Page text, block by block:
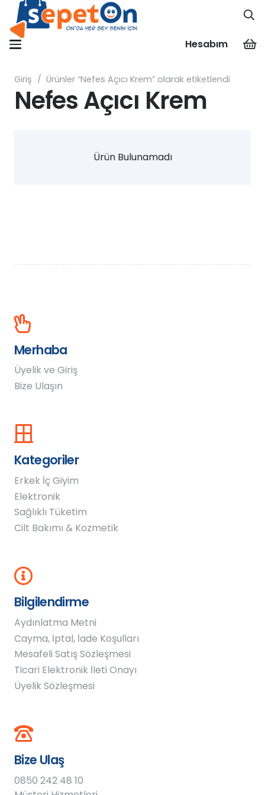
Hesabım
Giriş / Ürünler “Nefes Açıcı Krem” olarak etiketlendi
Nefes Açıcı Krem
Ürün Bulunamadı
Merhaba
Üyelik ve Giriş
Bize Ulaşın
Kategoriler
Erkek İç Giyim
Elektronik
Sağlıklı Tüketim
Cilt Bakımı & Kozmetik
Bilgilendirme
Aydınlatma Metni
Cayma, İptal, İade Koşulları
Mesafeli Satış Sözleşmesi
Ticari Elektronik İleti Onayı
Üyelik Sözleşmesi
Bize Ulaş
0850 242 48 10